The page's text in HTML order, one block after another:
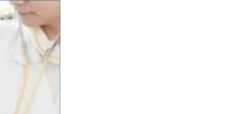
och